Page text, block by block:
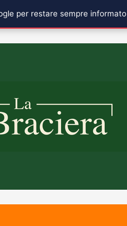
per restare sempre informato